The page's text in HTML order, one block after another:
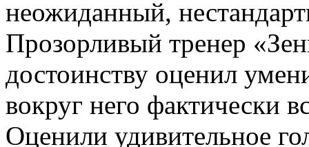
неожиданный,
Прозорливый тренер
достоинству оценил
вокруг него фактически
Оценили удивительное